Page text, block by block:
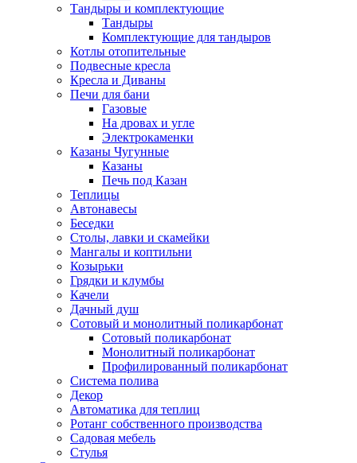
Тандыры и комплектующие
Тандыры
Комплектующие для тандыров
Котлы отопительные
Подвесные кресла
Кресла и Диваны
Печи для бани
Газовые
На дровах и угле
Электрокаменки
Казаны Чугунные
Казаны
Печь под Казан
Теплицы
Автонавесы
Беседки
Столы, лавки и скамейки
Мангалы и коптильни
Козырьки
Грядки и клумбы
Качели
Дачный душ
Сотовый и монолитный поликарбонат
Сотовый поликарбонат
Монолитный поликарбонат
Профилированный поликарбонат
Система полива
Декор
Автоматика для теплиц
Ротанг собственного производства
Садовая мебель
Стулья